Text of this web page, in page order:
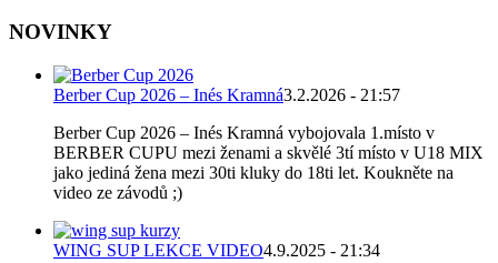
NOVINKY
Berber Cup 2026 – Inés Kramná3.2.2026 - 21:57
Berber Cup 2026 – Inés Kramná vybojovala 1.místo v
BERBER CUPU mezi ženami a skvělé 3tí místo v U18 MIX
jako jediná žena mezi 30ti kluky do 18ti let. Koukněte na
video ze závodů ;)
WING SUP LEKCE VIDEO4.9.2025 - 21:34